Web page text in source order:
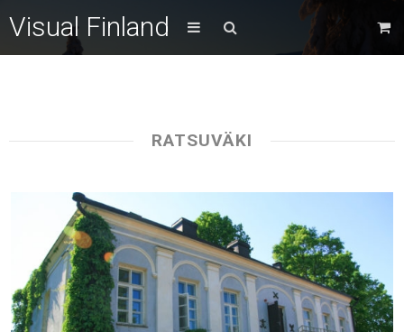
Visual Finland
RATSUVÄKI